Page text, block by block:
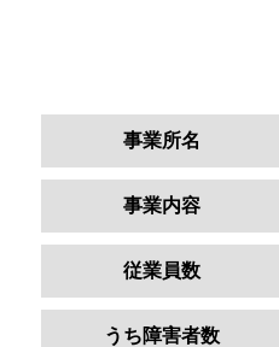
事業所名
事業内容
従業員数
うち障害者数